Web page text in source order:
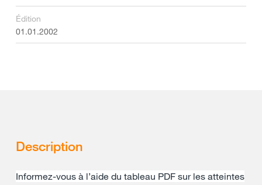
Édition
01.01.2002
Description
Informez-vous à l’aide du tableau PDF sur les atteintes